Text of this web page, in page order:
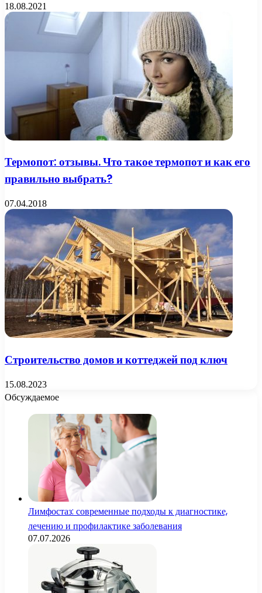
18.08.2021
Термопот: отзывы. Что такое термопот и как его
правильно выбрать?
07.04.2018
Строительство домов и коттеджей под ключ
15.08.2023
Обсуждаемое
Лимфостаз: современные подходы к диагностике,
лечению и профилактике заболевания
07.07.2026